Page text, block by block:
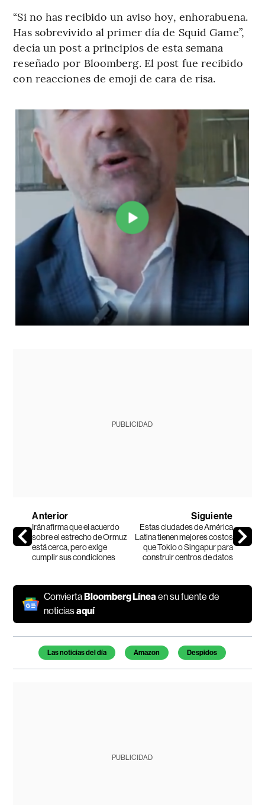
“Si no has recibido un aviso hoy, enhorabuena.
Has sobrevivido al primer día de Squid Game”,
decía un post a principios de esta semana
reseñado por Bloomberg. El post fue recibido
con reacciones de emoji de cara de risa.
PUBLICIDAD
Anterior
Irán afirma que el acuerdo
sobre el estrecho de Ormuz
está cerca, pero exige
cumplir sus condiciones
Siguiente
Estas ciudades de América
Latina tienen mejores costos
que Tokio o Singapur para
construir centros de datos
ConviertaBloomberg Líneaen su fuente de
noticiasaquí
Temas de este artículo
Las noticias del día Amazon Despidos
PUBLICIDAD